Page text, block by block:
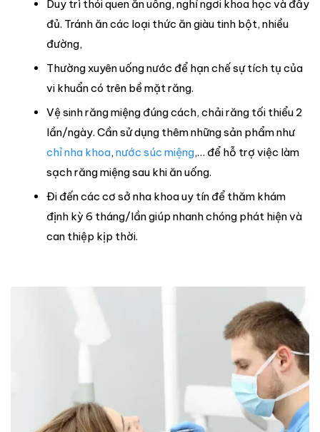
Duy trì thói quen ăn uống, nghỉ ngơi khoa học và đầy
đủ. Tránh ăn các loại thức ăn giàu tinh bột, nhiều
đường,
Thường xuyên uống nước để hạn chế sự tích tụ của
vi khuẩn có trên bề mặt răng.
Vệ sinh răng miệng đúng cách, chải răng tối thiểu 2
lần/ngày. Cần sử dụng thêm những sản phẩm như
chỉ nha khoa, nước súc miệng,… để hỗ trợ việc làm
sạch răng miệng sau khi ăn uống.
Đi đến các cơ sở nha khoa uy tín để thăm khám
định kỳ 6 tháng/lần giúp nhanh chóng phát hiện và
can thiệp kịp thời.